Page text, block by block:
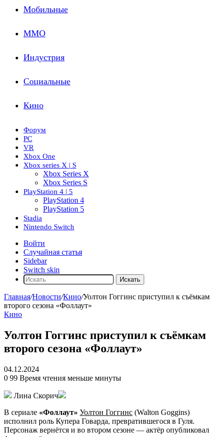
Мобильные
ММО
Индустрия
Социальные
Кино
Форум
PC
VR
Xbox One
Xbox series X | S
Xbox Series X
Xbox Series S
PlayStation 4 | 5
PlayStation 4
PlayStation 5
Stadia
Nintendo Switch
Войти
Случайная статья
Sidebar
Switch skin
Искать
Главная/Новости/Кино/Уолтон Гоггинс приступил к съёмкам
второго сезона «Фоллаут»
Кино
Уолтон Гоггинс приступил к съёмкам
второго сезона «Фоллаут»
04.12.2024
0 99 Время чтения меньше минуты
Лина Скорич
В сериале «Фоллаут» Уолтон Гоггинс (Walton Goggins)
исполнил роль Купера Говарда, превратившегося в Гуля.
Персонаж вернётся и во втором сезоне — актёр опубликовал